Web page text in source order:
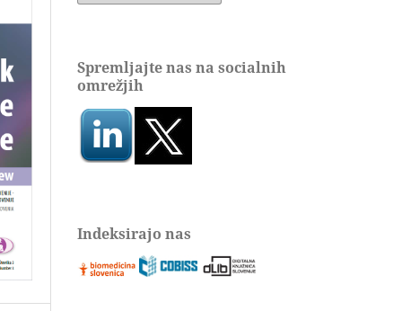
Spremljajte nas na socialnih
omrežjih
Indeksirajo nas